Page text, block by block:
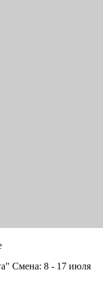
Смена: 8 - 17 июля